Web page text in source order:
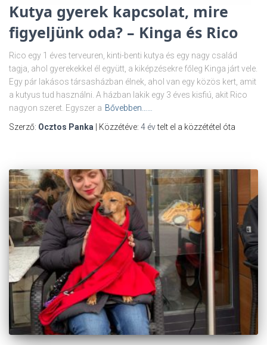
Kutya gyerek kapcsolat, mire
figyeljünk oda? – Kinga és Rico
Rico egy 1 éves terveuren, kinti-benti kutya és egy nagy család
tagja, ahol gyerekekkel él együtt, a kiképzésekre főleg Kinga járt vele.
Egy pár lakásos társasházban élnek, ahol van egy közös kert, amit
a kutyus tud használni. A házban lakik egy 3 éves kisfiú, akit Rico
nagyon szeret. Egyszer a Bővebben……
Szerző: Ocztos Panka | Közzétéve: 4 évtelt el a közzététel óta